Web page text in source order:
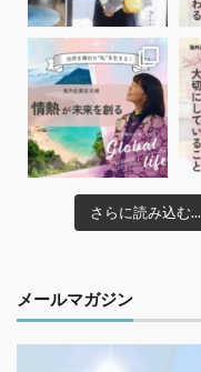
さらに読み込む...
メールマガジン